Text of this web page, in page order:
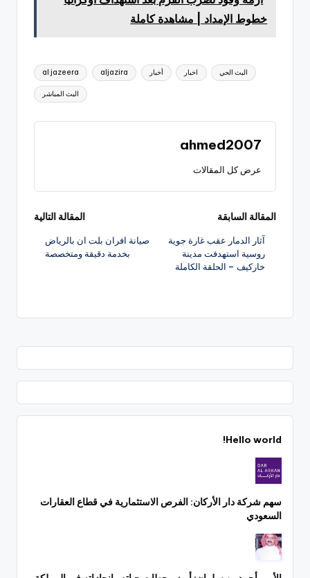
خطوط الإمداد | مشاهدة كاملة
العلامات:
al jazeera aljazira أخبار اخبار البث الحي
البث المباشر
ahmed2007
عرض كل المقالات
تصفّح
المقالات
المقالة السابقة
آثار الدمار عقب غارة جوية
روسية استهدفت مدينة
خاركيف – الحلقة الكاملة
المقالة التالية
صيانة افران بلت ان بالرياض
بخدمة دقيقة ومتخصصة
Hello world!
سهم شركة دار الأركان: الفرص الاستثمارية في قطاع العقارات
السعودي